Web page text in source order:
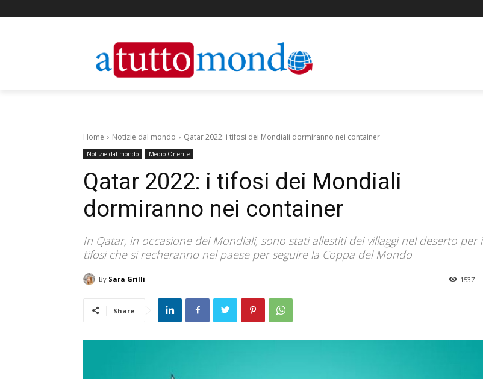
Home Notizie dal mondo Qatar 2022: i tifosi dei Mondiali dormiranno nei container
Notizie dal mondo Medio Oriente
Qatar 2022: i tifosi dei Mondiali
dormiranno nei container
In Qatar, in occasione dei Mondiali, sono stati allestiti dei villaggi nel deserto per i
tifosi che si recheranno nel paese per seguire la Coppa del Mondo
By Sara Grilli 1537
Share